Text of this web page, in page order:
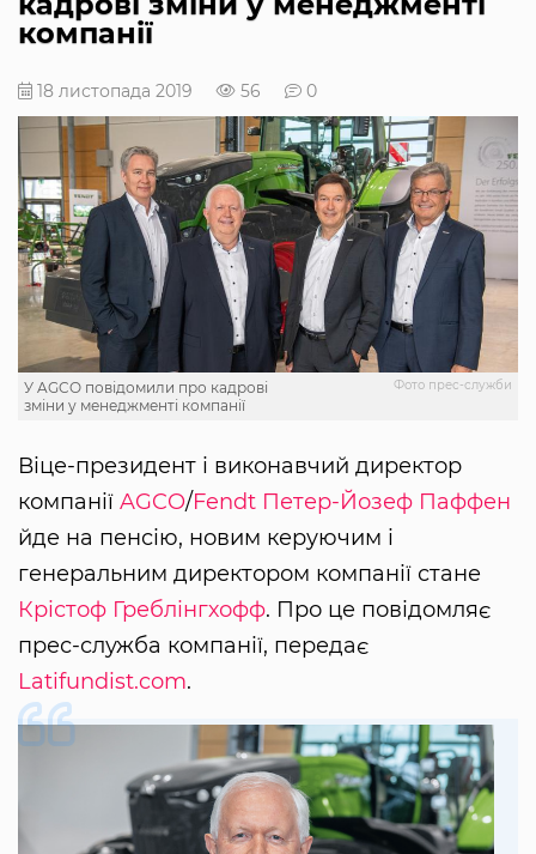
компанії
18 листопада 2019 56 0
Фото прес-служби
У AGCO повідомили про кадрові
зміни у менеджменті компанії
Віце-президент і виконавчий директор
компанії AGCO/Fendt Петер-Йозеф Паффен
йде на пенсію, новим керуючим і
генеральним директором компанії стане
Крістоф Греблінгхофф. Про це повідомляє
прес-служба компанії, передає
Latifundist.com.